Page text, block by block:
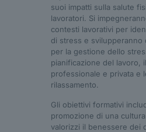
suoi impatti sulla salute
lavoratori. Si
contesti lavorativi per
di stress e svilupperanno
per la gestione dello
pianificazione del lavoro,
professionale e privata e
rilassamento.
Gli obiettivi formativi
promozione di una
valorizzi il benessere dei